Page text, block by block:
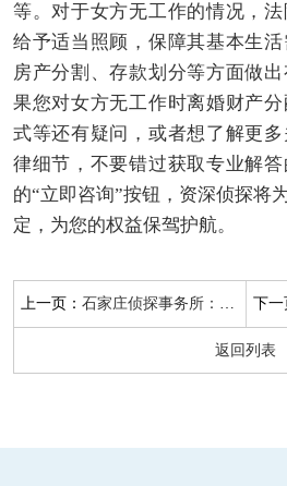
等。对于女方无工作的情况，
给予适当照顾，保障其基本生
房产分割、存款划分等方面做
果您对女方无工作时离婚财产
式等还有疑问，或者想了解更
律细节，不要错过获取专业解
的“立即咨询”按钮，资深侦探将
定，为您的权益保驾护航。
上一页：石家庄侦探事务所：现役军人离婚孩子归谁继承 下
返回列表